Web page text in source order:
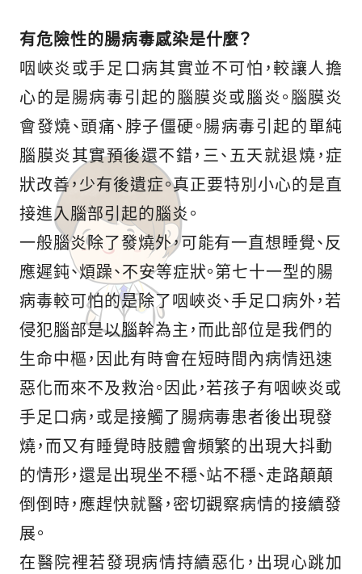
有危險性的腸病毒感染是什麼？
咽峽炎或手足口病其實並不可怕，較讓人擔
心的是腸病毒引起的腦膜炎或腦炎。腦膜炎
會發燒、頭痛、脖子僵硬。腸病毒引起的單純
腦膜炎其實預後還不錯，三、五天就退燒，症
狀改善，少有後遺症。真正要特別小心的是直
接進入腦部引起的腦炎。
一般腦炎除了發燒外，可能有一直想睡覺、反
應遲鈍、煩躁、不安等症狀。第七十一型的腸
病毒較可怕的是除了咽峽炎、手足口病外，若
侵犯腦部是以腦幹為主，而此部位是我們的
生命中樞，因此有時會在短時間內病情迅速
惡化而來不及救治。因此，若孩子有咽峽炎或
手足口病，或是接觸了腸病毒患者後出現發
燒，而又有睡覺時肢體會頻繁的出現大抖動
的情形，還是出現坐不穩、站不穩、走路顛顛
倒倒時，應趕快就醫，密切觀察病情的接續發
展。
在醫院裡若發現病情持續惡化，出現心跳加